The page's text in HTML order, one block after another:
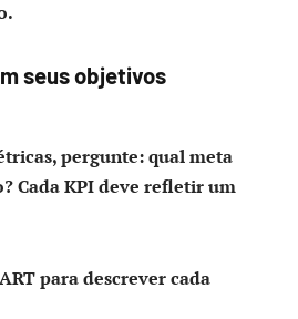
seus objetivos
pergunte: qual meta
Cada KPI deve refletir um
para descrever cada